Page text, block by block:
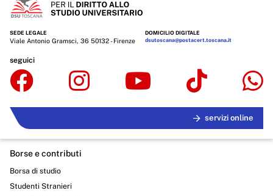
SEDE LEGALE
Viale Antonio Gramsci, 36 50132 - Firenze
DOMICILIO DIGITALE
dsutoscana@postacert.toscana.it
seguici
servizi online
Borse e contributi
Borsa di studio
Studenti Stranieri